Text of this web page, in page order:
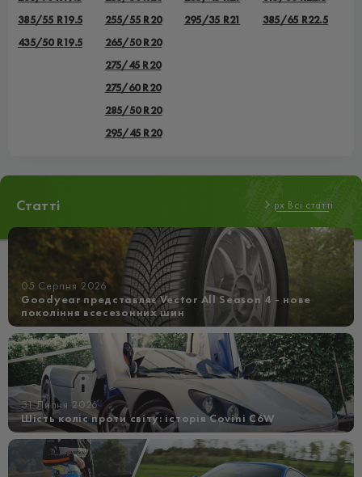
385/55 R19.5
435/50 R19.5
255/55 R20
265/50 R20
275/45 R20
275/60 R20
285/50 R20
295/45 R20
295/35 R21
385/65 R22.5
Статті px Всі статті
05 Серпня 2026
Goodyear представляє Vector All Season 4 - нове
покоління всесезонних шин
31 Липня 2026
Шість коліс проти світу: історія Covini C6W